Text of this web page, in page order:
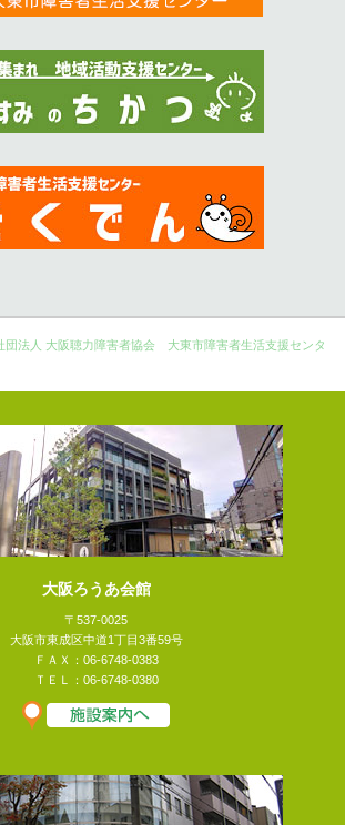
団法人 大阪聴力障害者協会 大東市障害者生活支援センタ
大阪ろうあ会館
〒537-0025
大阪市東成区中道1丁目3番59号
ＦＡＸ：06-6748-0383
ＴＥＬ：06-6748-0380